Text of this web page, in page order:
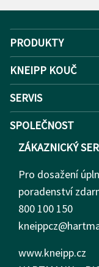
PRODUKTY
KNEIPP KOUČ
SERVIS
SPOLEČNOST
ZÁKAZNICKÝ
Pro dosažení
poradenství
800 100 150
www.kneipp.cz